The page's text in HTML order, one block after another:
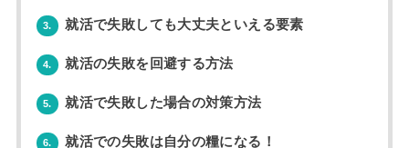
3. 就活で失敗しても大丈夫といえる要素
4. 就活の失敗を回避する方法
5. 就活で失敗した場合の対策方法
6. 就活での失敗は自分の糧になる！